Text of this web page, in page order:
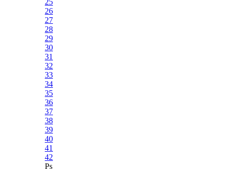
26
27
28
29
30
31
32
33
34
35
36
37
38
39
40
41
42
Ps